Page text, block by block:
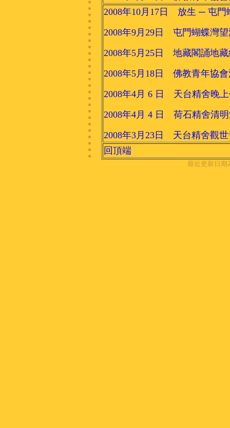
2008年10月17日 放生 ─ 屯門
2008年9月29日 屯門蝴蝶灣
2008年5月25日 地藏閣誦地
2008年5月18日 佛教青年協
2008年4月 6 日 天台精舍晚
2008年4月 4 日 荷石精舍清
2008年3月23日 天台精舍觀
回頂端
最近更新日